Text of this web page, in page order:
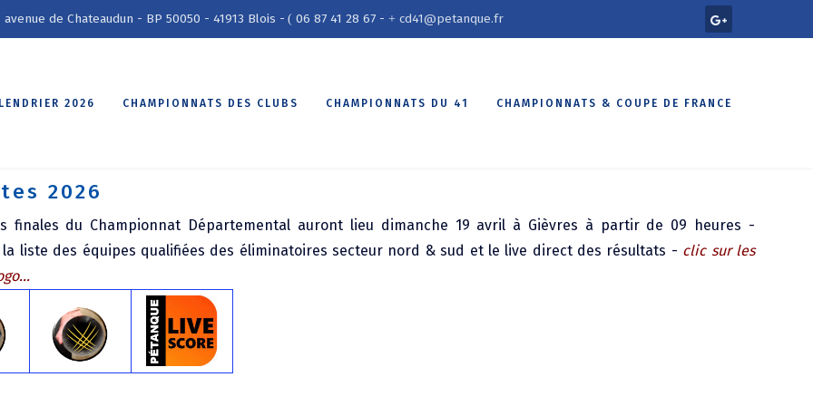
de Chateaudun - BP 50050 - 41913 Blois - ( 06 87 41 28 67 - + cd41@petanque.fr
2026 CHAMPIONNATS DES CLUBS CHAMPIONNATS DU 41 CHAMPIONNATS & COUPE DE FRANCE
2026
finales du Championnat Départemental auront lieu dimanche 19 avril à Gièvres à partir de 09 heures -
la liste des équipes qualifiées des éliminatoires secteur nord & sud et le live direct des résultats - clic sur les